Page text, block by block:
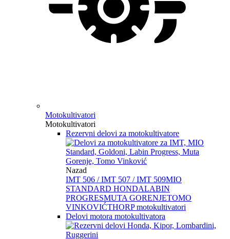
Motokultivatori
Motokultivatori
Rezervni delovi za motokultivatore
Nazad
IMT 506 / IMT 507 / IMT 509MIO
STANDARD HONDALABIN
PROGRESMUTA GORENJETOMO
VINKOVIĆTHORP motokultivatori
Delovi motora motokultivatora